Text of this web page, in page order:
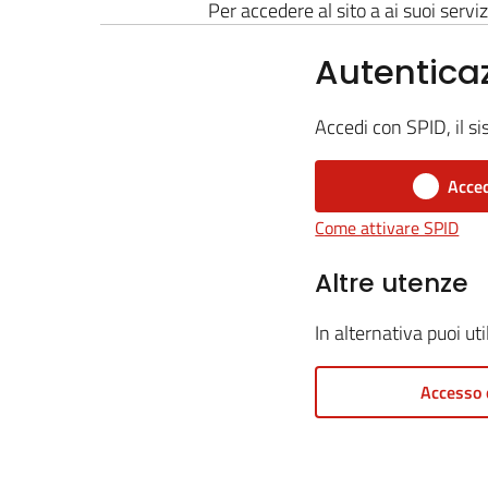
Per accedere al sito a ai suoi
Accedi con SPID, il
Come attivare SPID
Altre utenze
In alternativa puoi